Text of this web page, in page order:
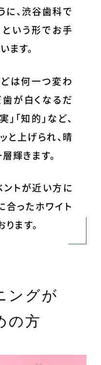
に、渋谷歯科で
という形でお手
ます。
は何一つ変わ
歯が白くなるだ
」「知的」など、
と上げられ、晴
輝きます。
トが近い方に
合ったホワイト
ます。
ングが
の方